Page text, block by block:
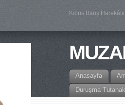
Kıbrıs Barış
Anasayfa
Duruşma